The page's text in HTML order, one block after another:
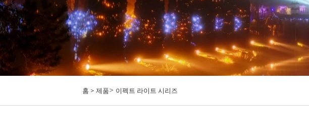
홈 > 제품> 이펙트 라이트 시리즈